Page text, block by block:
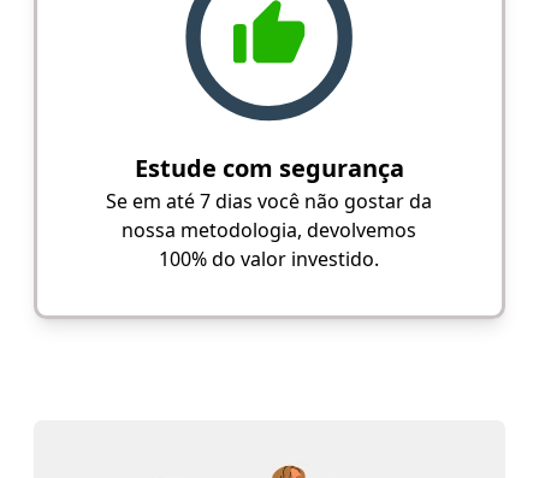
Estude com segurança
Se em até 7 dias você não gostar da
nossa metodologia, devolvemos
100% do valor investido.